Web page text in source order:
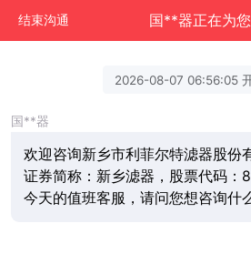
结束沟通 国**器正在为
2026-08-07 06:56:05
国**器
欢迎咨询新乡市利菲尔特滤器股份
证券简称：新乡滤器，股票代码：
今天的值班客服，请问您想咨询什